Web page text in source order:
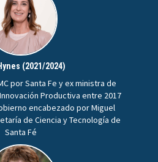
(2021/2024)
por Santa Fe y ex ministra de
Productiva entre 2017
encabezado por Miguel
de Ciencia y Tecnología de
Santa Fé